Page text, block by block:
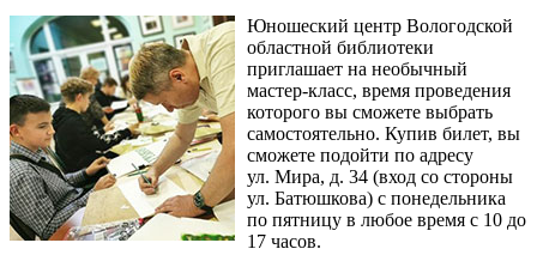
Юношеский центр Вологодской
областной библиотеки
приглашает на необычный
мастер-класс, время проведения
которого вы сможете выбрать
самостоятельно. Купив билет, вы
сможете подойти по адресу
ул. Мира, д. 34 (вход со стороны
ул. Батюшкова) с понедельника
по пятницу в любое время с 10 до
17 часов.